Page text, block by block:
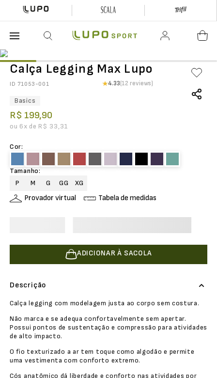
Calça Legging Max Lupo
ID 71053-001 4.33(12 reviews)
Basics
R$ 199,90
ou 6x de R$ 33,31
Cor:
Tamanho:
P
M G GG XG
Provador virtual Tabela de medidas
ADICIONAR À SACOLA
Descrição
Calça legging com modelagem justa ao corpo sem costura.
Não marca e se adequa confortavelmente sem apertar.
Possui pontos de sustentação e compressão para atividades
de alto impacto.
O fio texturizado a ar tem toque como algodão e permite
uma vestimenta com conforto extremo.
Cós anatômico dá liberdade e conforto nas atividades por